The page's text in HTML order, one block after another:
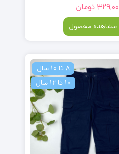
تومان
مشاهده محصول
8 تا 10 سال
10 تا 12 سال